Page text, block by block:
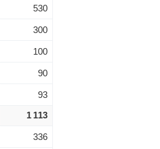
530
300
100
90
93
1 113
336